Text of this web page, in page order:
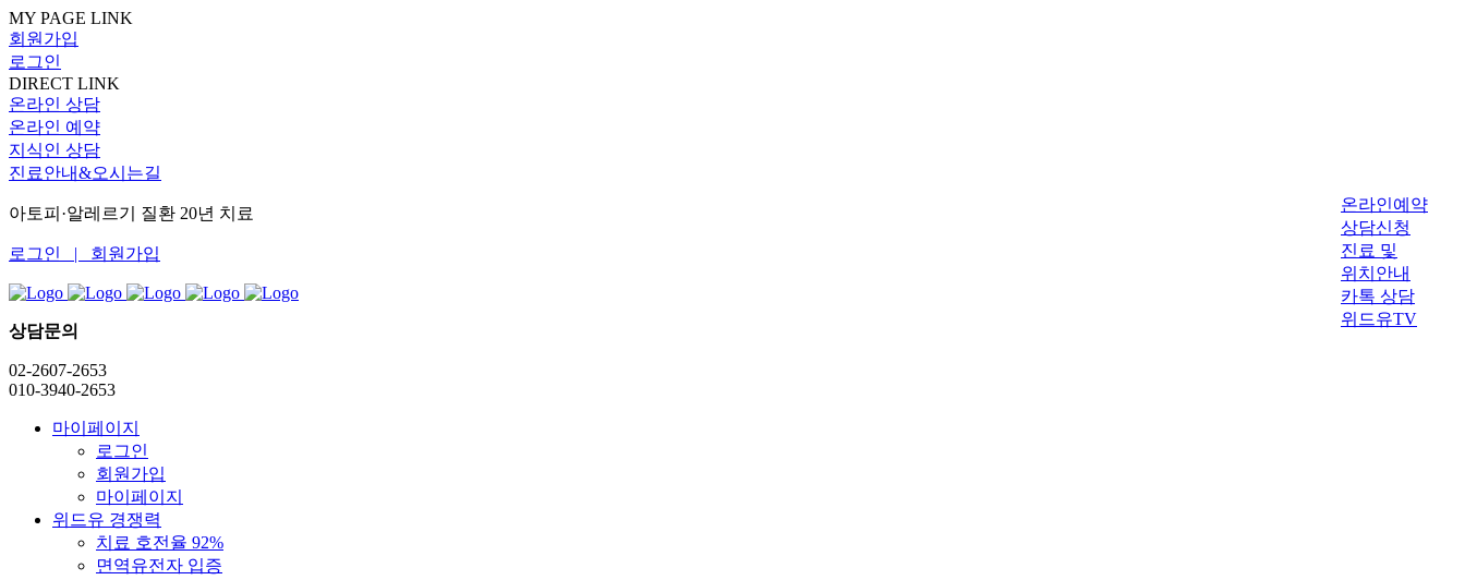
MY PAGE LINK
회원가입
로그인
DIRECT LINK
온라인 상담
온라인 예약
지식인 상담
진료안내&오시는길
아토피·알레르기 질환 20년 치료
로그인 | 회원가입
상담문의
02-2607-2653
010-3940-2653
마이페이지
로그인
회원가입
마이페이지
위드유 경쟁력
치료 호전율 92%
면역유전자 입증
온라인예약
상담신청
진료 및
위치안내
카톡 상담
위드유TV